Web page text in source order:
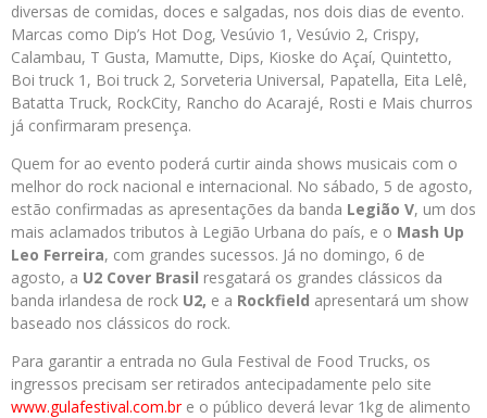
diversas de comidas, doces e salgadas, nos dois dias de evento.
Marcas como Dip’s Hot Dog, Vesúvio 1, Vesúvio 2, Crispy,
Calambau, T Gusta, Mamutte, Dips, Kioske do Açaí, Quintetto,
Boi truck 1, Boi truck 2, Sorveteria Universal, Papatella, Eita Lelê,
Batatta Truck, RockCity, Rancho do Acarajé, Rosti e Mais churros
já confirmaram presença.
Quem for ao evento poderá curtir ainda shows musicais com o
melhor do rock nacional e internacional. No sábado, 5 de agosto,
estão confirmadas as apresentações da banda Legião V, um dos
mais aclamados tributos à Legião Urbana do país, e o Mash Up
Leo Ferreira, com grandes sucessos. Já no domingo, 6 de
agosto, a U2 Cover Brasil resgatará os grandes clássicos da
banda irlandesa de rock U2, e a Rockfield apresentará um show
baseado nos clássicos do rock.
Para garantir a entrada no Gula Festival de Food Trucks, os
ingressos precisam ser retirados antecipadamente pelo site
www.gulafestival.com.bre o público deverá levar 1kg de alimento